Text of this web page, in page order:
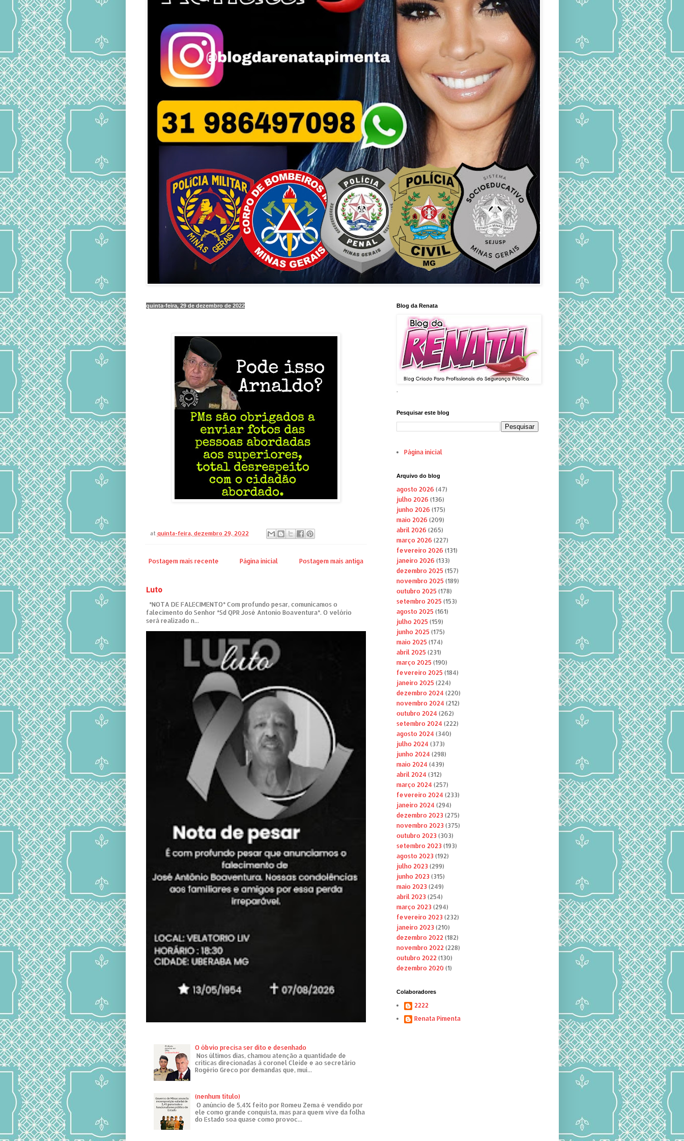
quinta-feira, 29 de dezembro de 2022
at quinta-feira, dezembro 29, 2022
Postagem mais recente Postagem mais antiga
Página inicial
Luto
*NOTA DE FALECIMENTO* Com profundo pesar, comunicamos o
falecimento do Senhor *Sd QPR José Antonio Boaventura*. O velório
será realizado n...
O óbvio precisa ser dito e desenhado
Nos últimos dias, chamou atenção a quantidade de
críticas direcionadas à coronel Cleide e ao secretário
Rogério Greco por demandas que, mui...
(nenhum título)
O anúncio de 5,4% feito por Romeu Zema é vendido por
ele como grande conquista, mas para quem vive da folha
do Estado soa quase como provoc...
Blog da Renata
.
Pesquisar este blog
Página inicial
Arquivo do blog
agosto 2026 (47)
julho 2026 (136)
junho 2026 (175)
maio 2026 (209)
abril 2026 (265)
março 2026 (227)
fevereiro 2026 (131)
janeiro 2026 (133)
dezembro 2025 (157)
novembro 2025 (189)
outubro 2025 (178)
setembro 2025 (153)
agosto 2025 (161)
julho 2025 (159)
junho 2025 (175)
maio 2025 (174)
abril 2025 (231)
março 2025 (190)
fevereiro 2025 (184)
janeiro 2025 (224)
dezembro 2024 (220)
novembro 2024 (212)
outubro 2024 (262)
setembro 2024 (222)
agosto 2024 (340)
julho 2024 (373)
junho 2024 (298)
maio 2024 (439)
abril 2024 (312)
março 2024 (257)
fevereiro 2024 (233)
janeiro 2024 (294)
dezembro 2023(275)
novembro 2023(375)
outubro 2023(303)
setembro 2023(193)
agosto 2023(192)
julho 2023(299)
junho 2023(315)
maio 2023(249)
abril 2023(254)
março 2023(294)
fevereiro 2023(232)
janeiro 2023(210)
dezembro 2022(182)
novembro 2022(228)
outubro 2022(130)
dezembro 2020(1)
Colaboradores
2222
Renata Pimenta